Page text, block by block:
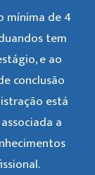
mínima de 4
tem
e ao
conclusão
está
a